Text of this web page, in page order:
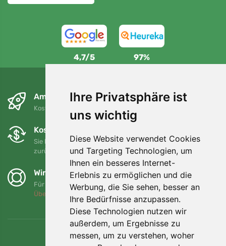
Ihre Privatsphäre ist
uns wichtig
Diese Website verwendet Cookies
und Targeting Technologien, um
Ihnen ein besseres Internet-
Erlebnis zu ermöglichen und die
Werbung, die Sie sehen, besser an
Ihre Bedürfnisse anzupassen.
Diese Technologien nutzen wir
außerdem, um Ergebnisse zu
messen, um zu verstehen, woher
4,7/5 97%
Am nächsten Tag und kostenlos
Kostenloser Versand für Bestellungen über 80 EUR
Kostenloser Umtausch und Rückgabe
Sie können Ihre Bestellung jederzeit innerhalb von 90 Tagen
zurückgeben oder umtauschen.
Wir unterstützen Trees.org
Für jede Bestellung pflanzen wir einen Baum! Mehr lesen
Über uns